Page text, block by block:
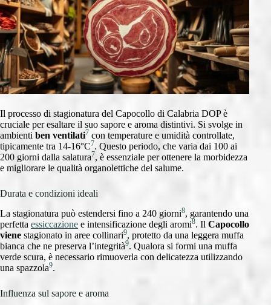
Il processo di stagionatura del Capocollo di Calabria DOP è
cruciale per esaltare il suo sapore e aroma distintivi. Si svolge in
ambienti ben ventilati7 con temperature e umidità controllate,
tipicamente tra 14-16°C7. Questo periodo, che varia dai 100 ai
200 giorni dalla salatura7, è essenziale per ottenere la morbidezza
e migliorare le qualità organolettiche del salume.
Durata e condizioni ideali
La stagionatura può estendersi fino a 240 giorni8, garantendo una
perfetta essiccazione e intensificazione degli aromi8. Il Capocollo
viene stagionato in aree collinari9, protetto da una leggera muffa
bianca che ne preserva l’integrità9. Qualora si formi una muffa
verde scura, è necessario rimuoverla con delicatezza utilizzando
una spazzola9.
Influenza sul sapore e aroma